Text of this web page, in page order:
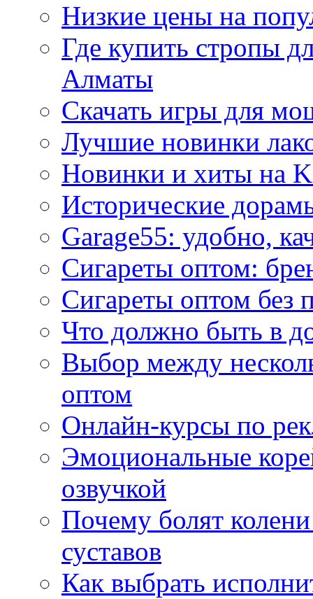
Низкие цены на
Где купить стропы
Алматы
Скачать игры для
Лучшие новинки
Новинки и хиты на
Исторические
Garage55: удобно,
Сигареты оптом:
Сигареты оптом без
Что должно быть в
Выбор между
оптом
Онлайн-курсы по
Эмоциональные
озвучкой
Почему болят
суставов
Как выбрать